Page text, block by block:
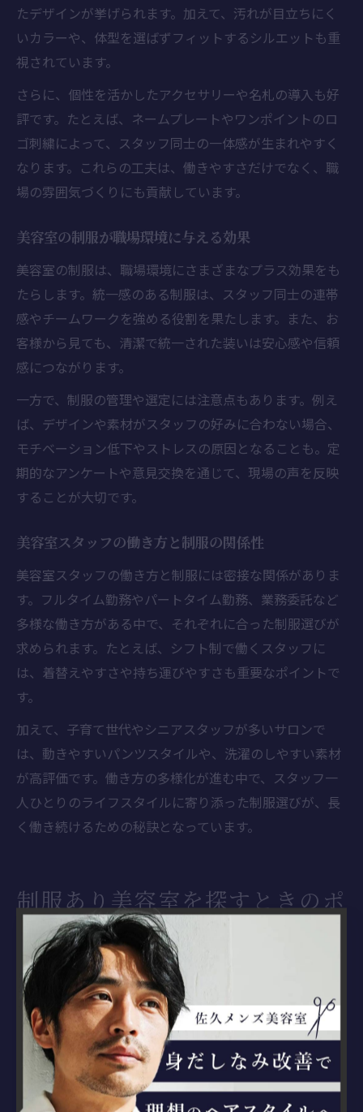
たデザインが挙げられます。加えて、汚れが目立ちにく
いカラーや、体型を選ばずフィットするシルエットも重
視されています。
さらに、個性を活かしたアクセサリーや名札の導入も好
評です。たとえば、ネームプレートやワンポイントのロ
ゴ刺繍によって、スタッフ同士の一体感が生まれやすく
なります。これらの工夫は、働きやすさだけでなく、職
場の雰囲気づくりにも貢献しています。
美容室の制服が職場環境に与える効果
美容室の制服は、職場環境にさまざまなプラス効果をも
たらします。統一感のある制服は、スタッフ同士の連帯
感やチームワークを強める役割を果たします。また、お
客様から見ても、清潔で統一された装いは安心感や信頼
感につながります。
一方で、制服の管理や選定には注意点もあります。例え
ば、デザインや素材がスタッフの好みに合わない場合、
モチベーション低下やストレスの原因となることも。定
期的なアンケートや意見交換を通じて、現場の声を反映
することが大切です。
美容室スタッフの働き方と制服の関係性
美容室スタッフの働き方と制服には密接な関係がありま
す。フルタイム勤務やパートタイム勤務、業務委託など
多様な働き方がある中で、それぞれに合った制服選びが
求められます。たとえば、シフト制で働くスタッフに
は、着替えやすさや持ち運びやすさも重要なポイントで
す。
加えて、子育て世代やシニアスタッフが多いサロンで
は、動きやすいパンツスタイルや、洗濯のしやすい素材
が高評価です。働き方の多様化が進む中で、スタッフ一
人ひとりのライフスタイルに寄り添った制服選びが、長
く働き続けるための秘訣となっています。
制服あり美容室を探すときのポ
イントを解説
美容室制服の有無で選ぶ際の注意点
美容室を選ぶ際、「制服の有無」は働きやすさや雰囲気
に大きな影響を与えるポイントです。なぜなら、制服が
あることでスタッフ全体の統一感や清潔感が生まれ、来
店客への印象が良くなる一方、個性を重視したい方や自
由な服装を好む方にはストレスになることもあるからで